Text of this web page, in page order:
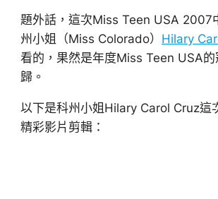
題外話，這次Miss Teen USA 2007
州小姐（Miss Colorado） Hilary
看的，果然是年度Miss Teen USA的
歸。
以下是科州小姐Hilary Carol Cruz這
精彩影片剪輯：